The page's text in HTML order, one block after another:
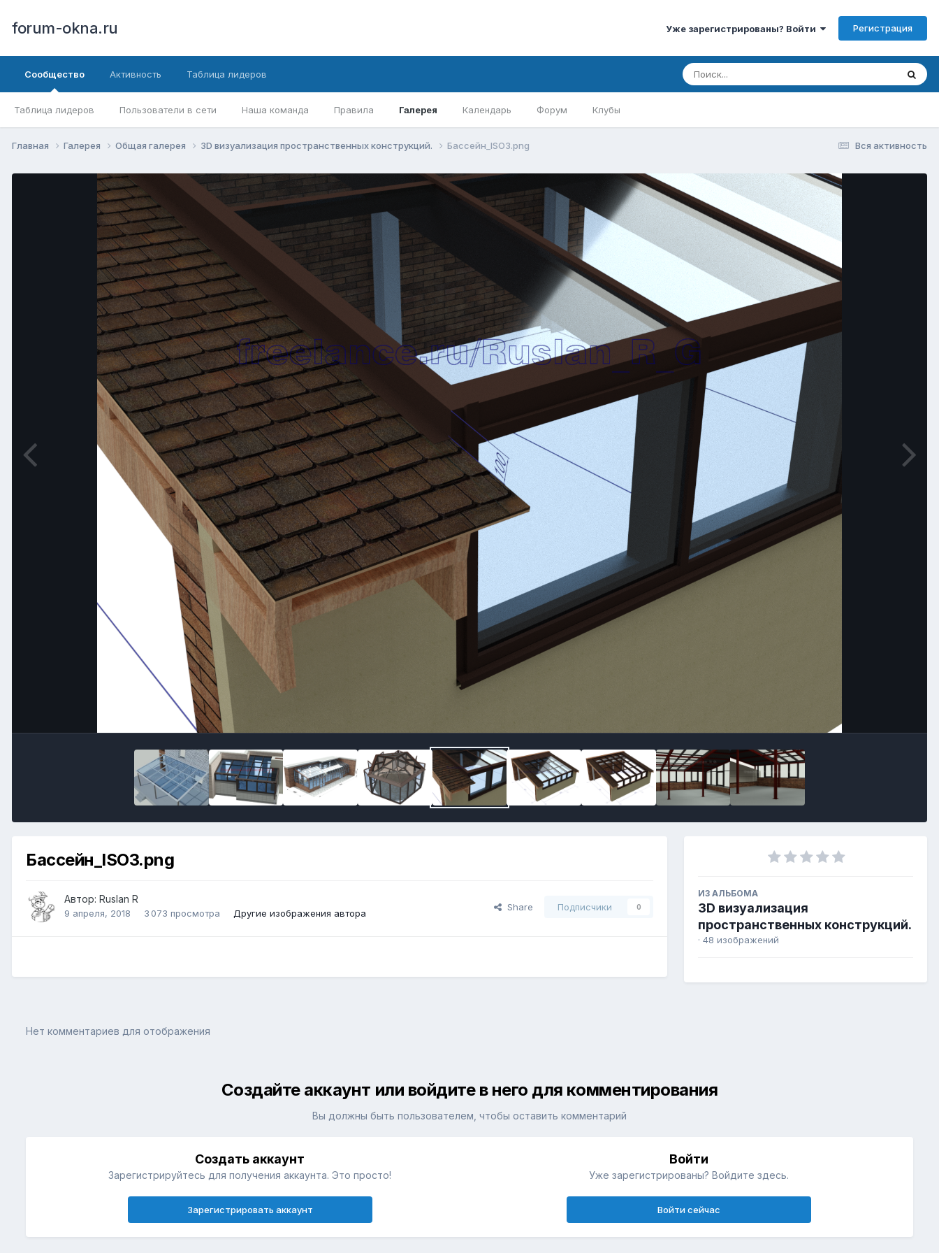
forum-okna.ru Уже зарегистрированы? Войти Регистрация
Сообщество
Таблица лидеров Пользователи в сети Наша команда Правила Галерея Календарь Форум Клубы
Активность Таблица лидеров
Вся активность
Главная Галерея Общая галерея 3D визуализация пространственных конструкций. Бассейн_ISO3.png
Бассейн_ISO3.png
Автор: Ruslan R
9 апреля, 2018 3 073 просмотра Другие изображения автора
Share Подписчики 0
ИЗ АЛЬБОМА
3D визуализация
пространственных конструкций.
· 48 изображений
Нет комментариев для отображения
Создайте аккаунт или войдите в него для комментирования
Вы должны быть пользователем, чтобы оставить комментарий
Создать аккаунт
Зарегистрируйтесь для получения аккаунта. Это просто!
Зарегистрировать аккаунт
Войти
Уже зарегистрированы? Войдите здесь.
Войти сейчас